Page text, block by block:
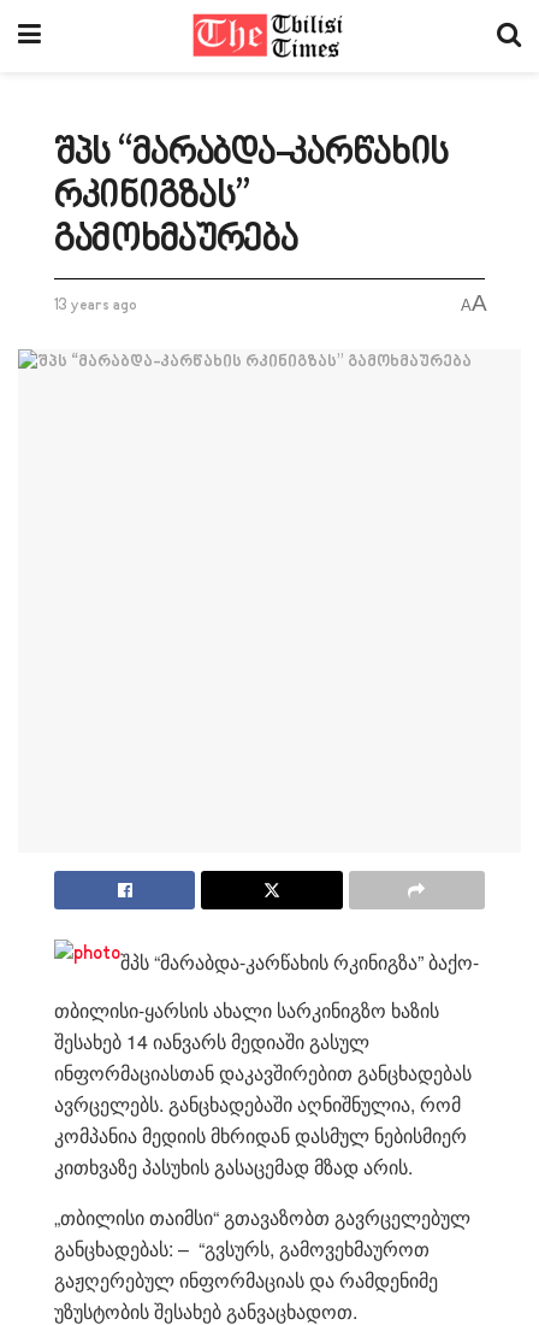
შპს “მარაბდა-კარწახის
რკინიგზას”
გამოხმაურება
13 years ago AA
შპს “მარაბდა-კარწახის რკინიგზა” ბაქო-
თბილისი-ყარსის ახალი სარკინიგზო ხაზის
შესახებ 14 იანვარს მედიაში გასულ
ინფორმაციასთან დაკავშირებით განცხადებას
ავრცელებს. განცხადებაში აღნიშნულია, რომ
კომპანია მედიის მხრიდან დასმულ ნებისმიერ
კითხვაზე პასუხის გასაცემად მზად არის.
„თბილისი თაიმსი“ გთავაზობთ გავრცელებულ
განცხადებას: – “გვსურს, გამოვეხმაუროთ
გაჟღერებულ ინფორმაციას და რამდენიმე
უზუსტობის შესახებ განვაცხადოთ.